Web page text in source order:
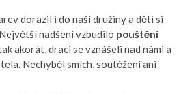
dorazil i do naší družiny a děti si
nadšení vzbudilo pouštění
akorát, draci se vznášeli nad námi a
Nechyběl smích, soutěžení ani